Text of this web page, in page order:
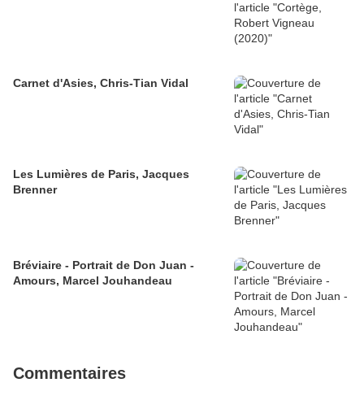
Carnet d'Asies, Chris-Tian Vidal
Les Lumières de Paris, Jacques
Brenner
Bréviaire - Portrait de Don Juan -
Amours, Marcel Jouhandeau
Commentaires